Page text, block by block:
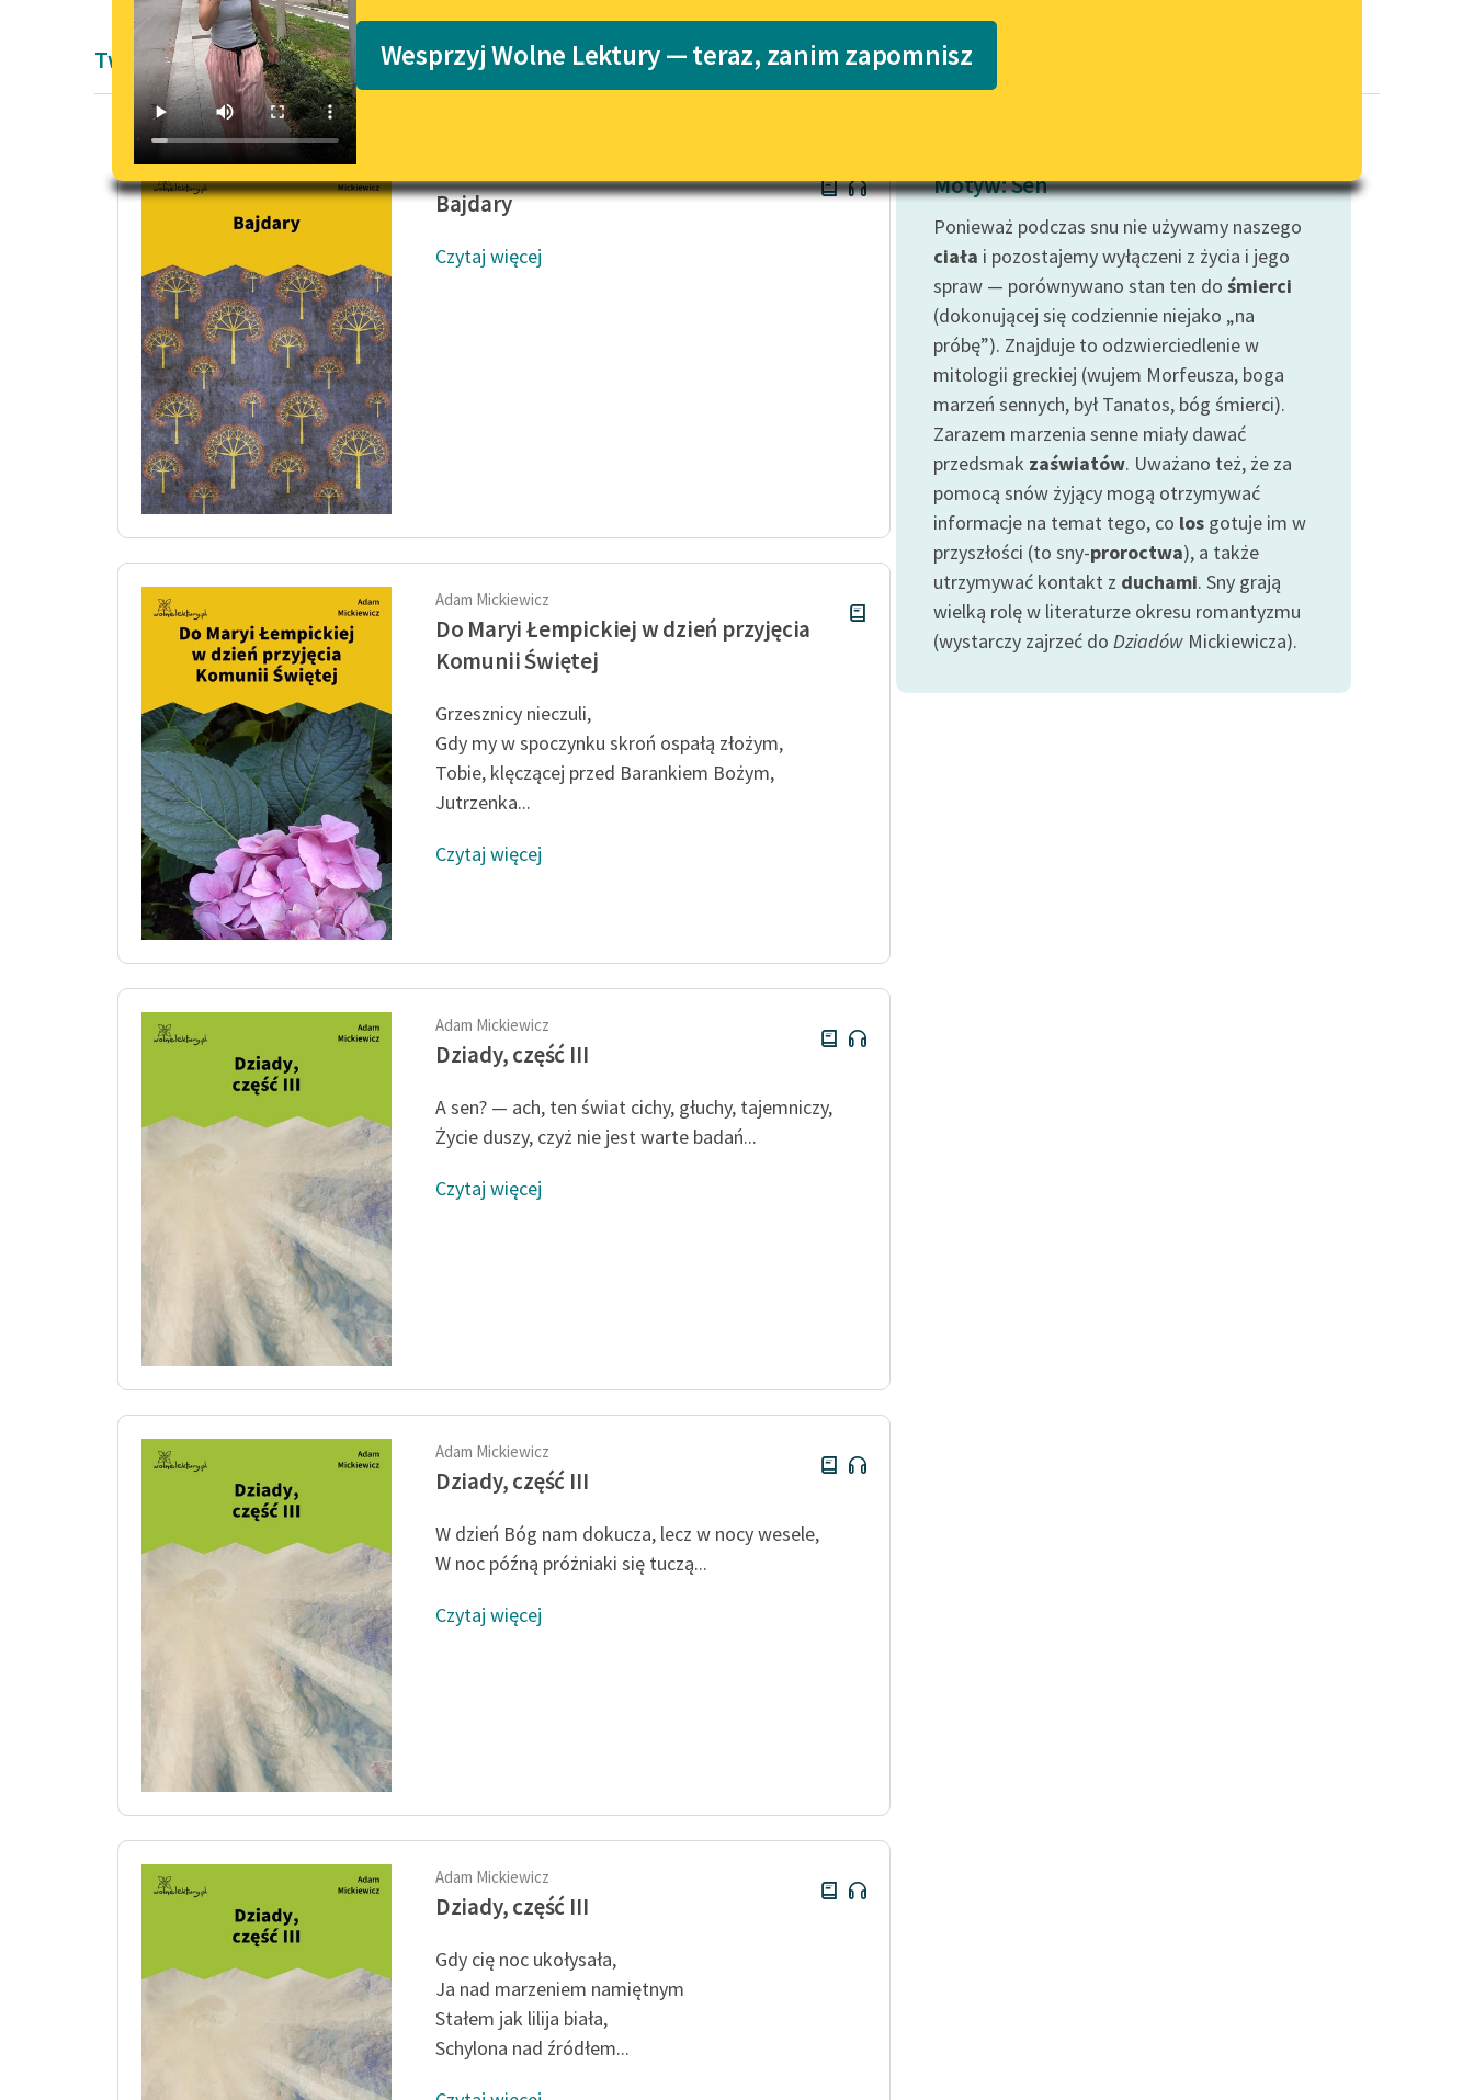
Lektury szkolne i klasyka
literatury do słuchania dla
E-kolekcja lektur szkolnych i
literatury do słuchania dla
Katalog
Katalog w formacie PDF
wrażliwych
Deklaracja dostępności
Wesprzyj Wolne Lektury — teraz, zanim zapomnisz
Twórczość Romantyzm Adama Mickiewicza
Bajdary
Czytaj więcej
Adam Mickiewicz
Do Maryi Łempickiej w dzień przyjęcia
Komunii Świętej
Grzesznicy nieczuli,
Gdy my w spoczynku skroń ospałą złożym,
Tobie, klęczącej przed Barankiem Bożym,
Jutrzenka...
Czytaj więcej
Adam Mickiewicz
Dziady, część III
A sen? — ach, ten świat cichy, głuchy, tajemniczy,
Życie duszy, czyż nie jest warte badań...
Czytaj więcej
Adam Mickiewicz
Dziady, część III
W dzień Bóg nam dokucza, lecz w nocy wesele,
W noc późną próżniaki się tuczą...
Czytaj więcej
Adam Mickiewicz
Dziady, część III
Gdy cię noc ukołysała,
Ja nad marzeniem namiętnym
Stałem jak lilija biała,
Schylona nad źródłem...
Motyw: Sen
Ponieważ podczas snu nie używamy naszego
ciała i pozostajemy wyłączeni z życia i jego
spraw — porównywano stan ten do śmierci
(dokonującej się codziennie niejako „na
próbę”). Znajduje to odzwierciedlenie w
mitologii greckiej (wujem Morfeusza, boga
marzeń sennych, był Tanatos, bóg śmierci).
Zarazem marzenia senne miały dawać
przedsmak zaświatów. Uważano też, że za
pomocą snów żyjący mogą otrzymywać
informacje na temat tego, co los gotuje im w
przyszłości (to sny-proroctwa), a także
utrzymywać kontakt z duchami. Sny grają
wielką rolę w literaturze okresu romantyzmu
(wystarczy zajrzeć do Dziadów Mickiewicza).